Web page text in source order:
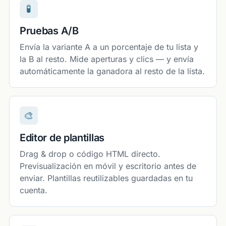
🧪
Pruebas A/B
Envía la variante A a un porcentaje de tu lista y
la B al resto. Mide aperturas y clics — y envía
automáticamente la ganadora al resto de la lista.
🎨
Editor de plantillas
Drag & drop o código HTML directo.
Previsualización en móvil y escritorio antes de
enviar. Plantillas reutilizables guardadas en tu
cuenta.